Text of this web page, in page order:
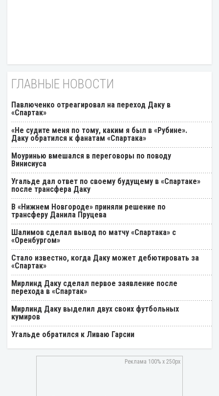
ГЛАВНЫЕ НОВОСТИ
Павлюченко отреагировал на переход Даку в
«Спартак»
«Не судите меня по тому, каким я был в «Рубине».
Даку обратился к фанатам «Спартака»
Моуринью вмешался в переговоры по поводу
Винисиуса
Угальде дал ответ по своему будущему в «Спартаке»
после трансфера Даку
В «Нижнем Новгороде» приняли решение по
трансферу Данила Пруцева
Шалимов сделал вывод по матчу «Спартака» с
«Оренбургом»
Стало известно, когда Даку может дебютировать за
«Спартак»
Мирлинд Даку сделал первое заявление после
перехода в «Спартак»
Мирлинд Даку выделил двух своих футбольных
кумиров
Угальде обратился к Ливаю Гарсии